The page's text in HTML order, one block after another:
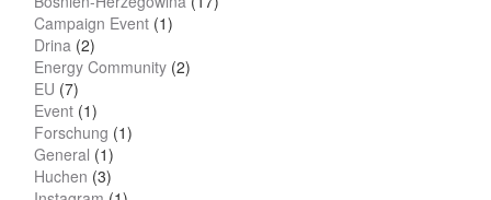
Campaign Event (1)
Drina (2)
Energy Community (2)
EU (7)
Event (1)
Forschung (1)
General (1)
Huchen (3)